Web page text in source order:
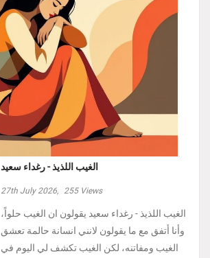
الغيب اللذيذ - رغداء سعيد
27th July 2026, 255Views
الغيب اللذيذ - رغداء سعيد يقولون ان الغيب حلواً،
وأنا أتفق مع ما يقولون لانني انسانة حالمة تعشق
الغيب ومفاتنه، لكن الغيب تكشف لي اليوم في